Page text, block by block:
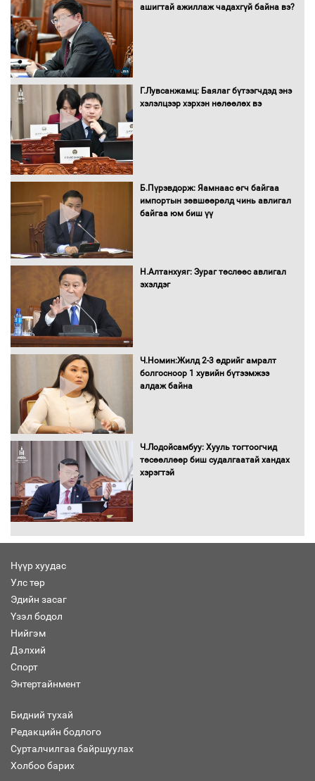
Нөөцийн махны худалдаа,
Монгол Улс “COP17”-д “Тал хээрийн
төлөвлөгөө”-гөө танилцуулна
худалдан авах журмыг баталлаа
шилжиж, найр наадам, зөвлөгөөн,
гадаад томилолтыг хориглолоо
ашигтай ажиллаж чадахгүй байна вэ?
Г.Лувсанжамц: Баялаг бүтээгчдэд энэ
хэлэлцээр хэрхэн нөлөөлөх вэ
Б.Пүрэвдорж: Яамнаас өгч байгаа
импортын зөвшөөрөлд чинь авлигал
байгаа юм биш үү
Н.Алтанхуяг: Зураг төслөөс авлигал
эхэлдэг
Ч.Номин:Жилд 2-3 өдрийг амралт
болгосноор 1 хувийн бүтээмжээ
алдаж байна
Ч.Лодойсамбуу: Хууль тогтоогчид
төсөөллөөр биш судалгаатай хандах
хэрэгтэй
Нүүр хуудас
Улс төр
Эдийн засаг
Үзэл бодол
Нийгэм
Дэлхий
Спорт
Энтертайнмент
Бидний тухай
Редакцийн бодлого
Сурталчилгаа байршуулах
Холбоо барих